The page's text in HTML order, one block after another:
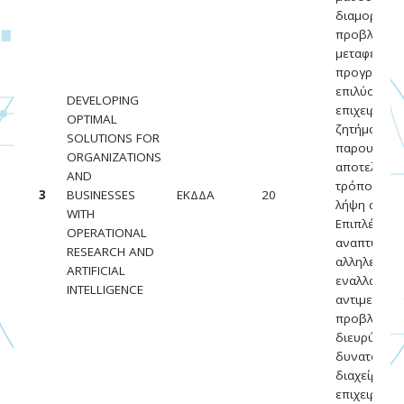
3
DEVELOPING
OPTIMAL
SOLUTIONS FOR
ORGANIZATIONS
AND
BUSINESSES
WITH
OPERATIONAL
RESEARCH AND
ARTIFICIAL
INTELLIGENCE
ΕΚΔΔΑ 20
επιλύουν
ζητήματα
τρόπο που
λήψη
Επιπλέον,
διαχείρισης